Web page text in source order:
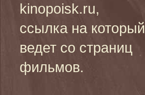
kinopoisk.ru,
ссылка на который
ведет со страниц
фильмов.